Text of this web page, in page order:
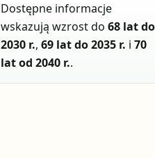
Dostępne informacje
wskazują wzrost do68 lat do
2030 r.,69 lat do 2035 r. i70
lat od 2040 r..